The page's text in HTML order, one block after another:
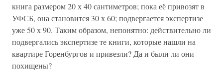
книга размером 20 х 40 сантиметров; пока её привозят в
УФСБ, она становится 30 х 60; подвергается экспертизе
уже 50 х 90. Таким образом, непонятно: действительно ли
подвергались экспертизе те книги, которые нашли на
квартире Горенбургов и привезли? Да и были ли они
похищены?